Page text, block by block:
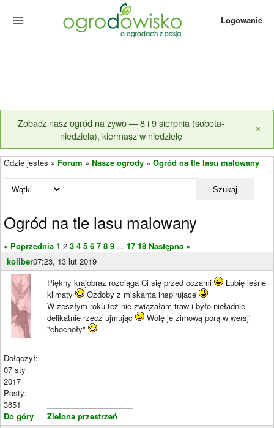
Logowanie
Zobacz nasz ogród na żywo — 8 i 9 sierpnia (sobota-
niedziela), kiermasz w niedzielę
×
Gdzie jesteś » Forum » Nasze ogrody » Ogród na tle lasu malowany
Szukaj
Ogród na tle lasu malowany
« Poprzednia 1 2 3 4 5 6 7 8 9 ... 17 18 Następna »
koliber07:23, 13 lut 2019
Dołączył:
07 sty
2017
Posty:
3651
Do góry
Piękny krajobraz rozciąga Ci się przed oczami
Lubię leśne
klimaty
Ozdoby z miskanta inspirujące
W zeszłym roku też nie związałam traw i było nieładnie
delikatnie rzecz ujmując
Wolę je zimową porą w wersji
"chochoły"
Zielona przestrzeń